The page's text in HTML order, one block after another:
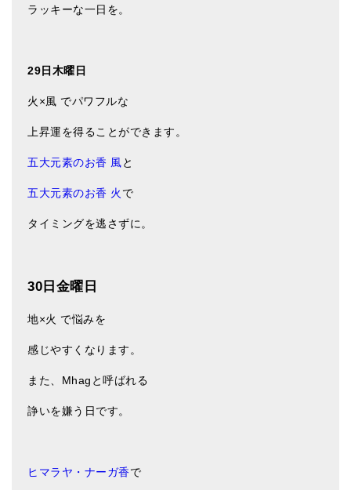
ラッキーな一日を。
29日木曜日
火×風 でパワフルな
上昇運を得ることができます。
五大元素のお香 風と
五大元素のお香 火 で
タイミングを逃さずに。
30日金曜日
地×火 で悩みを
感じやすくなります。
また、Mhagと呼ばれる
諍いを嫌う日です。
ヒマラヤ・ナーガ香で